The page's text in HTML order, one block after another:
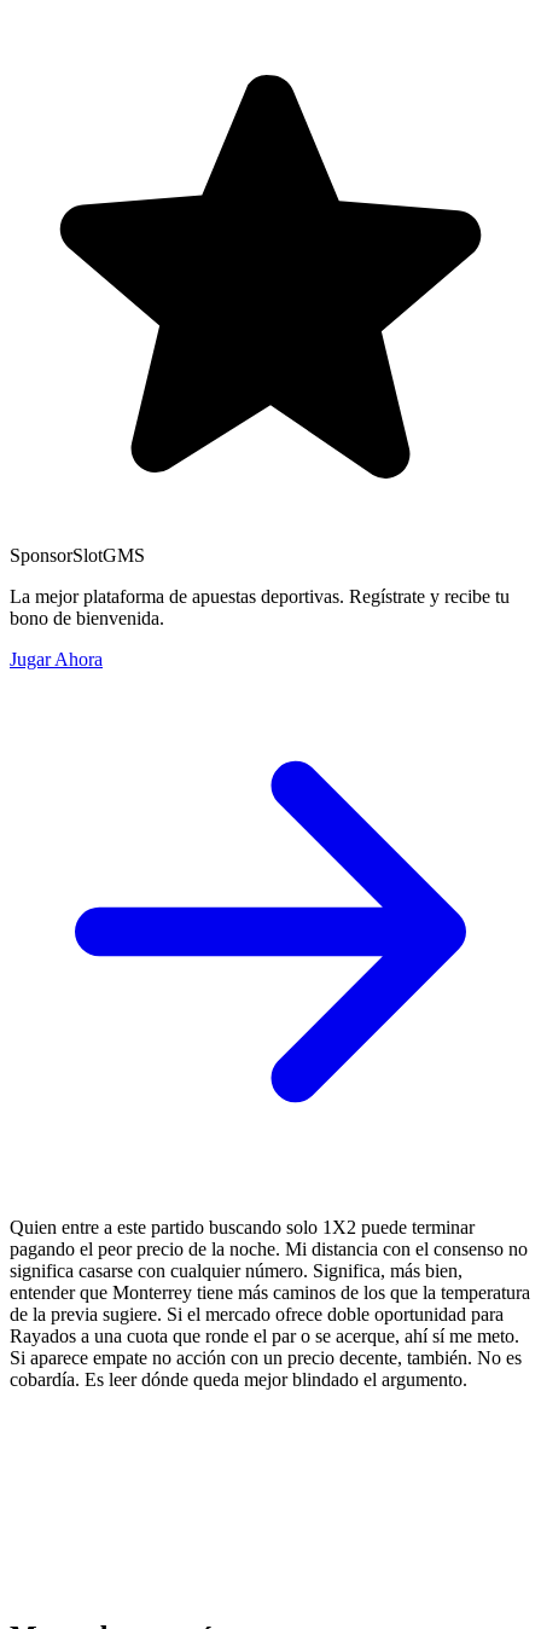
SponsorSlotGMS
La mejor plataforma de apuestas deportivas. Regístrate y recibe tu
bono de bienvenida.
Jugar Ahora
Quien entre a este partido buscando solo 1X2 puede terminar
pagando el peor precio de la noche. Mi distancia con el consenso no
significa casarse con cualquier número. Significa, más bien,
entender que Monterrey tiene más caminos de los que la temperatura
de la previa sugiere. Si el mercado ofrece doble oportunidad para
Rayados a una cuota que ronde el par o se acerque, ahí sí me meto.
Si aparece empate no acción con un precio decente, también. No es
cobardía. Es leer dónde queda mejor blindado el argumento.